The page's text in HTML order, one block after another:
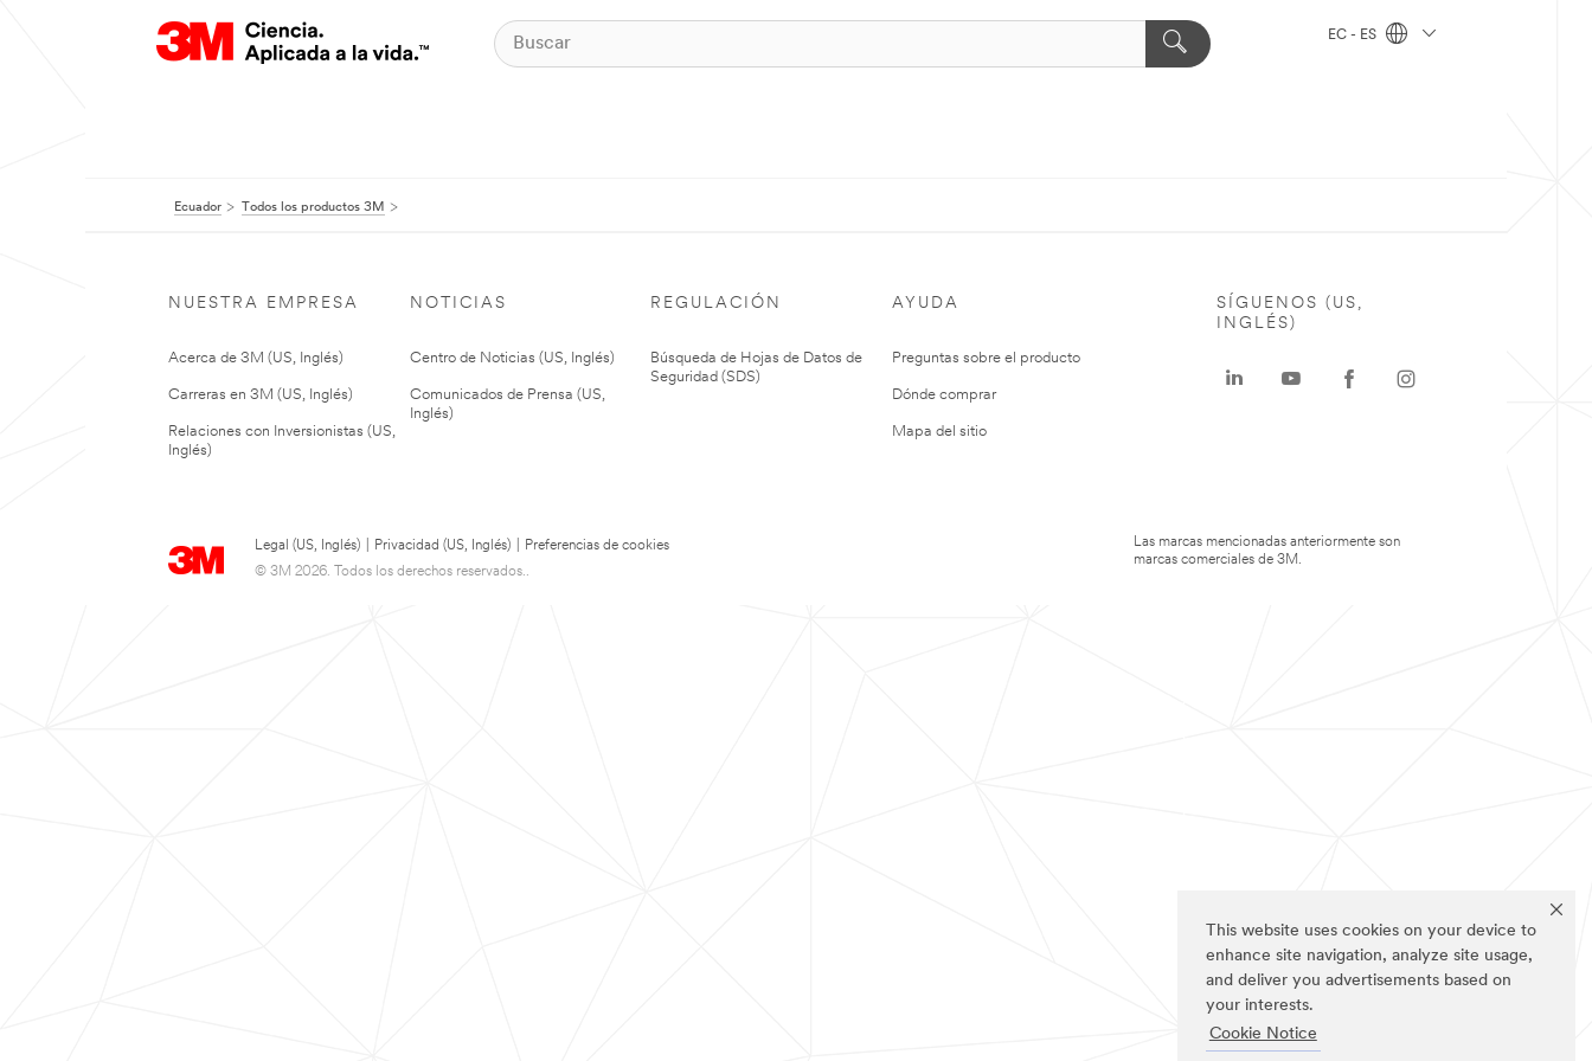
This website uses cookies on your device to
enhance site navigation, analyze site usage,
and deliver you advertisements based on
your interests.
Cookie Notice
EC - ES
Ecuador Todos los productos 3M
NUESTRA EMPRESA
Acerca de 3M (US, Inglés)
Carreras en 3M (US, Inglés)
Relaciones con Inversionistas (US,
Inglés)
NOTICIAS
Centro de Noticias (US, Inglés)
Comunicados de Prensa (US,
Inglés)
REGULACIÓN
Búsqueda de Hojas de Datos de
Seguridad (SDS)
AYUDA
Preguntas sobre el producto
Dónde comprar
Mapa del sitio
Legal (US, Inglés) Privacidad (US, Inglés)
Preferencias de cookies
© 3M 2026. Todos los derechos reservados..
SÍGUENOS (US,
INGLÉS)
Las marcas mencionadas anteriormente son
marcas comerciales de 3M.